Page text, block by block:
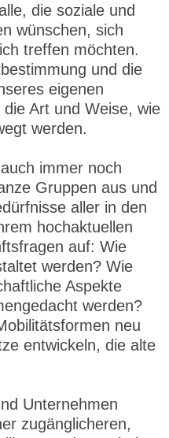
die soziale und
wünschen, sich
treffen möchten.
und die
eigenen
Art und Weise, wie
werden.
immer noch
Gruppen aus und
aller in den
hochaktuellen
auf: Wie
werden? Wie
Aspekte
werden?
neu
entwickeln, die alte
Unternehmen
zugänglicheren,